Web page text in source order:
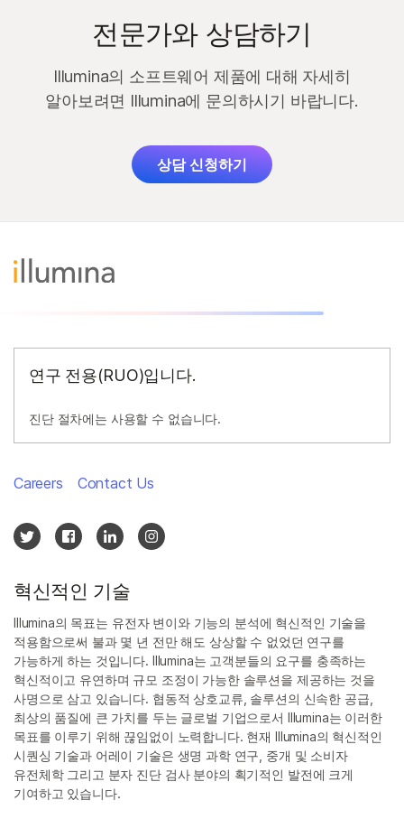
전문가와 상담하기
Illumina의 소프트웨어 제품에 대해 자세히
알아보려면 Illumina에 문의하시기 바랍니다.
상담 신청하기
연구 전용(RUO)입니다.
진단 절차에는 사용할 수 없습니다.
혁신적인 기술
Illumina의 목표는 유전자 변이와 기능의 분석에 혁신적인 기술을
적용함으로써 불과 몇 년 전만 해도 상상할 수 없었던 연구를
가능하게 하는 것입니다. Illumina는 고객분들의 요구를 충족하는
혁신적이고 유연하며 규모 조정이 가능한 솔루션을 제공하는 것을
사명으로 삼고 있습니다. 협동적 상호교류, 솔루션의 신속한 공급,
최상의 품질에 큰 가치를 두는 글로벌 기업으로서 Illumina는 이러한
목표를 이루기 위해 끊임없이 노력합니다. 현재 Illumina의 혁신적인
시퀀싱 기술과 어레이 기술은 생명 과학 연구, 중개 및 소비자
유전체학 그리고 분자 진단 검사 분야의 획기적인 발전에 크게
기여하고 있습니다.
Careers Contact Us